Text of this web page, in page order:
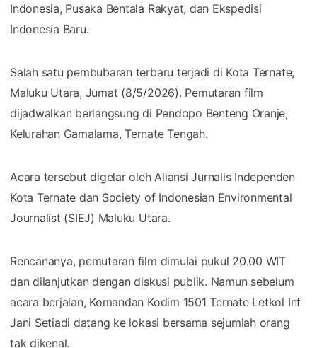
Indonesia, Pusaka Bentala Rakyat, dan Ekspedisi
Indonesia Baru.
Salah satu pembubaran terbaru terjadi di Kota Ternate,
Maluku Utara, Jumat (8/5/2026). Pemutaran film
dijadwalkan berlangsung di Pendopo Benteng Oranje,
Kelurahan Gamalama, Ternate Tengah.
Acara tersebut digelar oleh Aliansi Jurnalis Independen
Kota Ternate dan Society of Indonesian Environmental
Journalist (SIEJ) Maluku Utara.
Rencananya, pemutaran film dimulai pukul 20.00 WIT
dan dilanjutkan dengan diskusi publik. Namun sebelum
acara berjalan, Komandan Kodim 1501 Ternate Letkol Inf
Jani Setiadi datang ke lokasi bersama sejumlah orang
tak dikenal.